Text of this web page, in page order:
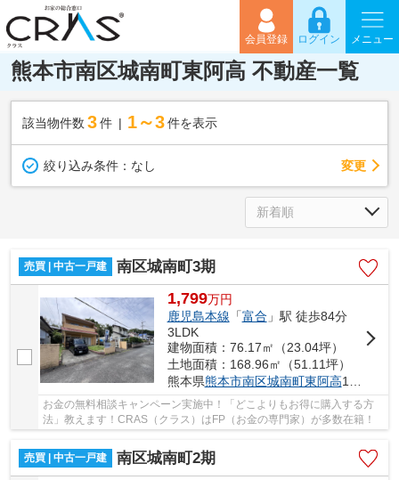
会員登録 ログイン メニュー
熊本市南区城南町東阿高 不動産一覧
該当物件数 3件 1～3 件を表示
絞り込み条件： なし 変更
売買 | 中古一戸建 南区城南町3期
1,799万円
鹿児島本線 「富合 」駅 徒歩84分
3LDK
建物面積：76.17㎡（23.04坪）
土地面積：168.96㎡（51.11坪）
熊本県熊本市南区城南町東阿高1647-13
お金の無料相談キャンペーン実施中！「どこよりもお得に購入する方
法」教えます！CRAS（クラス）はFP（お金の専門家）が多数在籍！
売買 | 中古一戸建 南区城南町2期